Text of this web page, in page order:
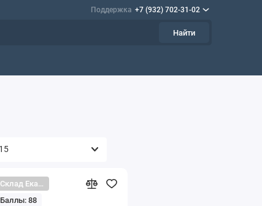
Поддержка +7 (932) 702-31-02
Найти
Склад Екатеринбург
Баллы: 88